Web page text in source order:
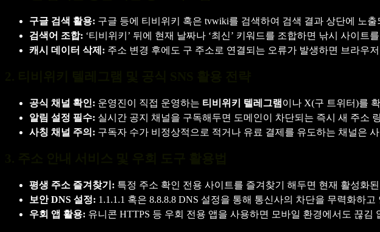
구글 검색 활용: 구글 등에 티비위키 혹은 tvwiki를 검색하여 검색 결과 상단에 노
검색어 조합: ‘티비위키’ 뒤에 현재 날짜나 ‘최신’ 키워드를 조합하면 낚시 사이트
캐시 데이터 삭제: 주소 변경 후에도 구 주소로 연결되는 오류가 발생하면 브라우
공식 채널 확인: 운영진이 직접 운영하는 티비위키 텔레그램이나 X(구 트위터)를
알림 설정 필수: 실시간 공지 채널을 구독해두면 도메인이 차단되는 즉시 새 주소
사칭 채널 주의: 구독자 수가 비정상적으로 적거나 유료 결제를 유도하는 채널은
평생 주소 즐겨찾기: 특정 주소 확인 전용 사이트를 즐겨찾기 해두면 현재 활성화
보안 DNS 설정: 1.1.1.1 혹은 8.8.8.8 DNS 설정을 통해 통신사의 차단을 무력화하
우회 앱 활용: 유니콘 HTTPS 등 우회 전용 앱을 사용하면 모바일 환경에서도 끊김